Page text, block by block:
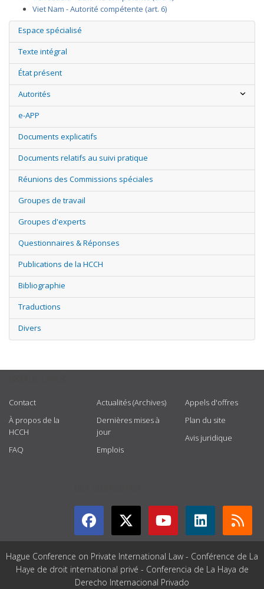
Viet Nam - Autorité compétente (art. 6)
Espace spécialisé
Texte intégral
État présent
Autorités
e-APP
Documents explicatifs
Documents relatifs au suivi pratique
Réunions des Commissions spéciales
Groupes de travail
Groupes d'experts
Questionnaires & Réponses
Publications de la HCCH
Bibliographie
Traductions
Divers
Contact
À propos de la
HCCH
FAQ
Actualités (Archives)
Dernières mises à
jour
Emplois
Appels d'offres
Plan du site
Avis juridique
Hague Conference on Private International Law - Conférence de La
Haye de droit international privé - Conferencia de La Haya de
Derecho Internacional Privado